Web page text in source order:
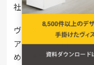
社員満足度の向上に
ヴィスでは、オフィ
アフターフォローま
め、通常の業務に影